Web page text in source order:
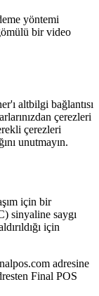
yöntemi
bir video
altbilgi bağlantısı
çerezleri
çerezleri
unutmayın.
için bir
sinyaline saygı
için
adresine
Final POS